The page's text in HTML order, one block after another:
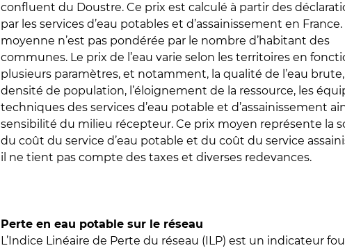
confluent du Doustre. Ce prix est calculé à partir des
par les services d’eau potables et d’assainissement en
moyenne n’est pas pondérée par le nombre d’habitant des
communes. Le prix de l’eau varie selon les territoires en
plusieurs paramètres, et notamment, la qualité de l’eau brute,
densité de population, l’éloignement de la ressource, les
techniques des services d’eau potable et d’assainissement
sensibilité du milieu récepteur. Ce prix moyen représente la
du coût du service d’eau potable et du coût du service
il ne tient pas compte des taxes et diverses redevances.
Perte en eau potable sur le réseau
L’Indice Linéaire de Perte du réseau (ILP) est un indicateur